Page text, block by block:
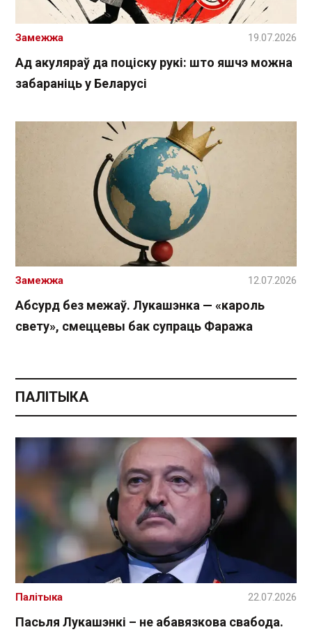
Ад акуляраў да поціску рукі: што яшчэ можна
забараніць у Беларусі
Замежжа 19.07.2026
Абсурд без межаў. Лукашэнка — «кароль
свету», смеццевы бак супраць Фаража
Замежжа 12.07.2026
ПАЛІТЫКА
Пасьля Лукашэнкі – не абавязкова свабода.
Палітыка 22.07.2026